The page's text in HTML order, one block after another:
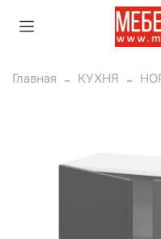
Главная КУХНЯ